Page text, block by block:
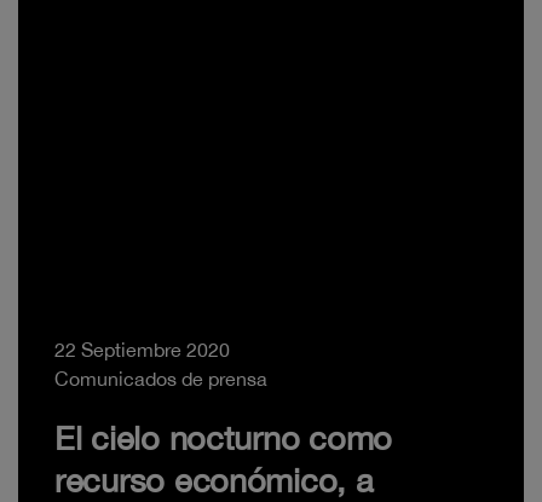
22 Septiembre 2020
Comunicados de prensa
El cielo nocturno como
recurso económico, a